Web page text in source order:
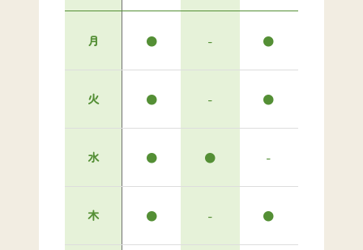
月 ● - ●
火 ● - ●
水 ● ● -
木 ● - ●